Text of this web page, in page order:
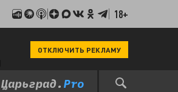
18+
ОТКЛЮЧИТЬ РЕКЛАМУ